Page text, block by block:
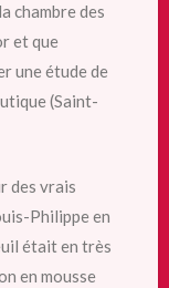
chambre des
et que
une étude de
(Saint-
des vrais
Philippe en
était en très
en mousse